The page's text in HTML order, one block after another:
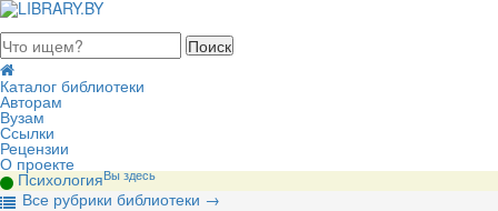
2026, суббота
Каталог библиотеки
Авторам
Вузам
Ссылки
Рецензии
О проекте
ПсихологияВы здесь
Все рубрики библиотеки →